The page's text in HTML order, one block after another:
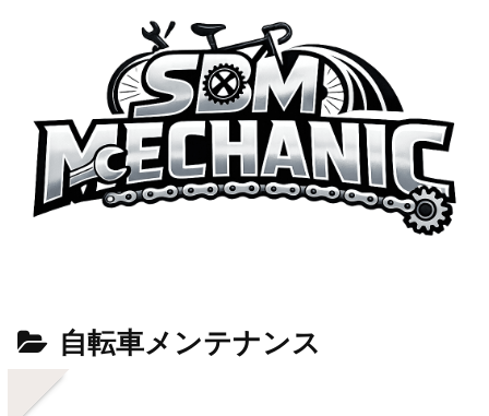
自転車メンテナンス